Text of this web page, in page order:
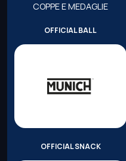
COPPE E MEDAGLIE
OFFICIAL BALL
OFFICIAL SNACK